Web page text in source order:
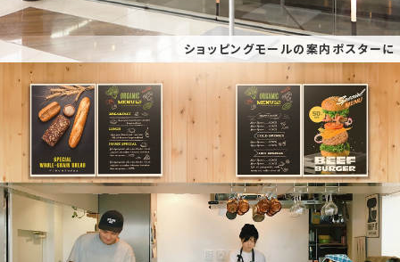
ショッピングモールの案内ポスターに